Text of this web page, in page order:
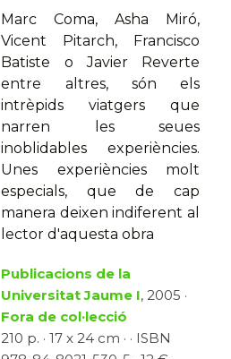
Marc Coma, Asha Miró,
Vicent Pitarch, Francisco
Batiste o Javier Reverte
entre altres, són els
intrèpids viatgers que
narren les seues
inoblidables experiències.
Unes experiències molt
especials, que de cap
manera deixen indiferent al
lector d'aquesta obra
Publicacions de la
Universitat Jaume I, 2005 ·
Fora de col·lecció
210 p. · 17 x 24 cm · · ISBN